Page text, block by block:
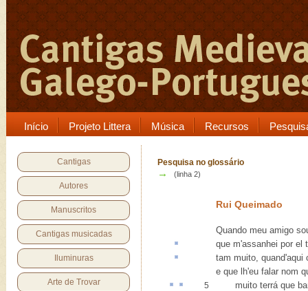
Início Projeto Littera Música Recursos
Cantigas
Autores
Manuscritos
Cantigas musicadas
Iluminuras
Arte de Trovar
Pesquisa no glossário
→ (linha 2)
Rui Queimado
Quando meu amigo
que m'assanhei por el
tam muito, quand'aqui
e que lh'eu falar nom
5 muito terráque